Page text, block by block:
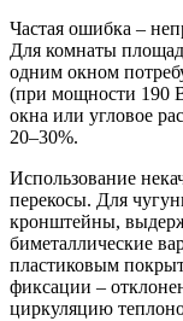
Частая ошибка –
Для комнаты
одним окном
(при мощности 190
окна или угловое
20–30%.
Использование
перекосы. Для
кронштейны,
биметаллические
пластиковым
фиксации –
циркуляцию